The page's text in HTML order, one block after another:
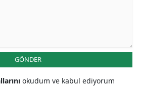
GÖNDER
okudum ve kabul ediyorum